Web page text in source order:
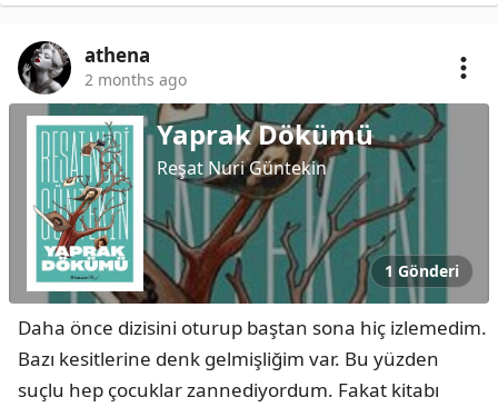
athena
2 months ago
Yaprak Dökümü
Reşat Nuri Güntekin
1 Gönderi
Daha önce dizisini oturup baştan sona hiç izlemedim.
Bazı kesitlerine denk gelmişliğim var. Bu yüzden
suçlu hep çocuklar zannediyordum. Fakat kitabı